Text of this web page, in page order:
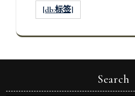
[db:标签]
Search